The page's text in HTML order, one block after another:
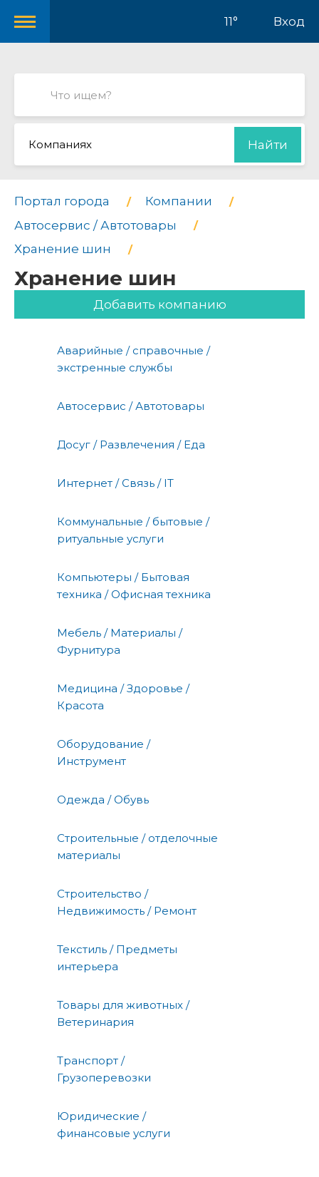
11° Вход
Компаниях Найти
Портал города
Компании
Автосервис / Автотовары
Хранение шин
Хранение шин
Добавить компанию
Аварийные / справочные /
экстренные службы
Автосервис / Автотовары
Досуг / Развлечения / Еда
Интернет / Связь / IT
Коммунальные / бытовые /
ритуальные услуги
Компьютеры / Бытовая
техника / Офисная техника
Мебель / Материалы /
Фурнитура
Медицина / Здоровье /
Красота
Оборудование /
Инструмент
Одежда / Обувь
Строительные / отделочные
материалы
Строительство /
Недвижимость / Ремонт
Текстиль / Предметы
интерьера
Товары для животных /
Ветеринария
Транспорт /
Грузоперевозки
Юридические /
финансовые услуги